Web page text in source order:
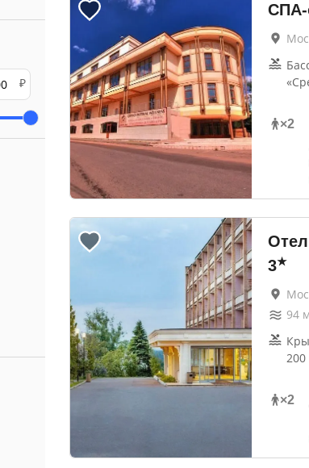
₽
СПА-
×2
3★
94
200
×2